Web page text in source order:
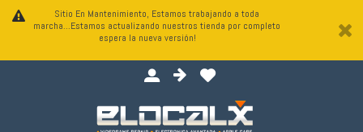
Sitio En Mantenimiento, Estamos trabajando a toda
marcha...Estamos actualizando nuestros tienda por completo
espera la nueva versión!